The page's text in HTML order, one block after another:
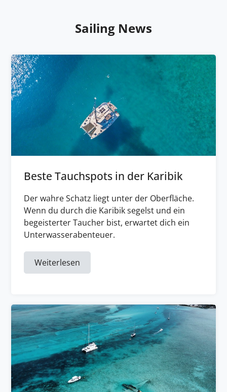
Sailing News
Beste Tauchspots in der Karibik
Der wahre Schatz liegt unter der Oberfläche.
Wenn du durch die Karibik segelst und ein
begeisterter Taucher bist, erwartet dich ein
Unterwasserabenteuer.
Weiterlesen